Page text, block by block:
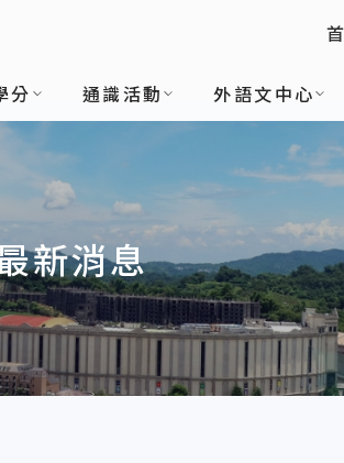
:::
分 通識活動 外語文中心
新消息